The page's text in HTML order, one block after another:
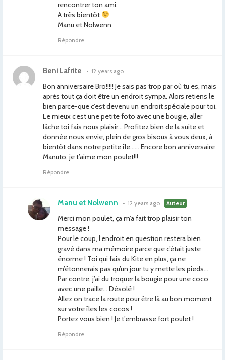
rencontrer ton ami.
A très bientôt
Manu et Nolwenn
Répondre
Beni Lafrite • 12 years ago
Bon anniversaire Bro!!!!! Je sais pas trop par où tu es, mais
après tout ça doit être un endroit sympa. Alors retiens le
bien parce-que c’est devenu un endroit spéciale pour toi.
Le mieux c’est une petite foto avec une bougie, aller
lâche toi fais nous plaisir… Profitez bien de la suite et
donnée nous envie, plein de gros bisous à vous deux, à
bientôt dans notre petite île…… Encore bon anniversaire
Manuto, je t’aime mon poulet!!!
Répondre
Manu et Nolwenn • 12 years ago Auteur
Merci mon poulet, ça m’a fait trop plaisir ton
message !
Pour le coup, l’endroit en question restera bien
gravé dans ma mémoire parce que c’était juste
énorme ! Toi qui fais du Kite en plus, ça ne
m’étonnerais pas qu’un jour tu y mette les pieds…
Par contre, j’ai du troquer la bougie pour une coco
avec une paille… Désolé !
Allez on trace la route pour être là au bon moment
sur votre îles les cocos !
Portez vous bien ! Je t’embrasse fort poulet !
Répondre